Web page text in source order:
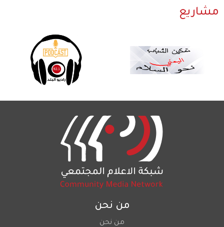
مشاريع
من نحن
من نحن